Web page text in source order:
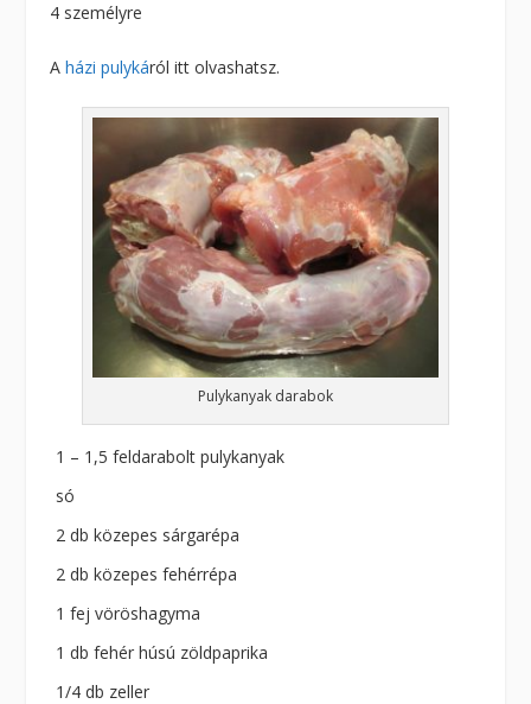
4 személyre
Aházi pulykáról itt olvashatsz.
Pulykanyak darabok
1 – 1,5 feldarabolt pulykanyak
só
2 db közepes sárgarépa
2 db közepes fehérrépa
1 fej vöröshagyma
1 db fehér húsú zöldpaprika
1/4 db zeller